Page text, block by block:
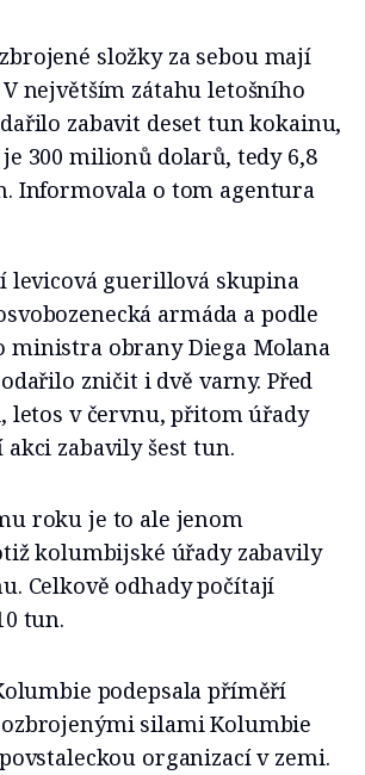
složky za sebou mají
největším zátahu letošního
zabavit deset tun kokainu,
300 milionů dolarů, tedy 6,8
Informovala o tom agentura
levicová guerillová skupina
armáda a podle
ministra obrany Diega Molana
zničit i dvě varny. Před
letos v červnu, přitom úřady
akci zabavily šest tun.
roku je to ale jenom
kolumbijské úřady zabavily
Celkově odhady počítají
tun.
podepsala příměří
silami Kolumbie
organizací v zemi.